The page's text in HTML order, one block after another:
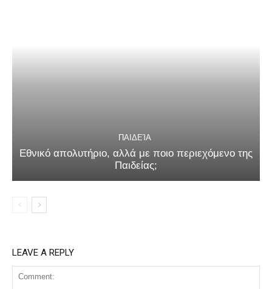
ΠΑΙΔΕΊΑ
Εθνικό απολυτήριο, αλλά με ποιο περιεχόμενο της
Παιδείας;
LEAVE A REPLY